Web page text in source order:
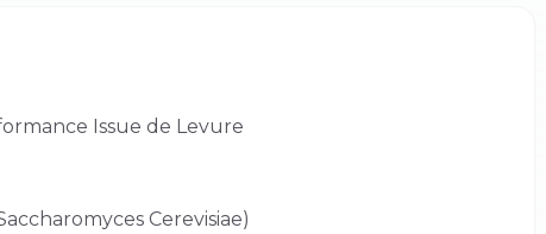
Issue de Levure
Cerevisiae)